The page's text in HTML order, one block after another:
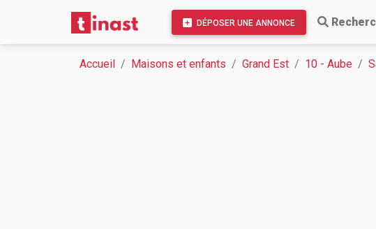
DÉPOSER UNE ANNONCE
Accueil Maisons et enfants Grand Est 10 - Aube